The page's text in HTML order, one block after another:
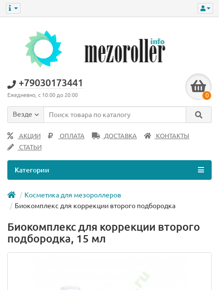
+79030173441
Ежедневно, с 10:00 до 20:00 0
Везде
АКЦИИ ОПЛАТА ДОСТАВКА
КОНТАКТЫ
СТАТЬИ
Категории
Косметика для мезороллеров
Биокомплекс для коррекции второго подбородка
Биокомплекс для коррекции второго
подбородка, 15 мл